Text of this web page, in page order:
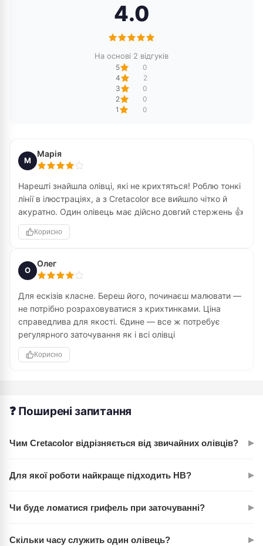
4.0
На основі 2 відгуків
5
0
4
2
3
0
2
0
1
0
М
Марія
Нарешті знайшла олівці, які не крихтяться! Роблю тонкі
лінії в ілюстраціях, а з Cretacolor все вийшло чітко й
акуратно. Один олівець має дійсно довгий стержень 👍
Корисно
О
Олег
Для ескізів класне. Береш його, починаєш малювати —
не потрібно розраховуватися з крихтинками. Ціна
справедлива для якості. Єдине — все ж потребує
регулярного заточування як і всі олівці
Корисно
❓ Поширені запитання
Чим Cretacolor відрізняється від звичайних олівців? ▸
означає, що олівець служить на 30-40% довше. Плюс —
заточуванні.
Для якої роботи найкраще підходить НB? ▸
тонування, ескізів та замальовок. Не занадто твердий, не
рівнів.
Чи буде ломатися грифель при заточуванні? ▸
грифель не крихтується. Навіть з гострою чинкою проблем
Скільки часу служить один олівець? ▸